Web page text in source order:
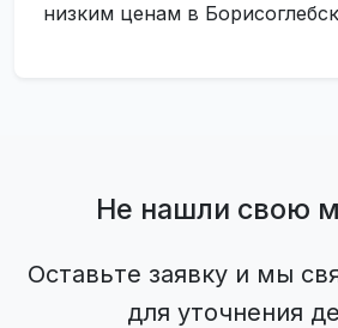
низким ценам в
Не нашли свою
Оставьте заявку и мы
для уточнения